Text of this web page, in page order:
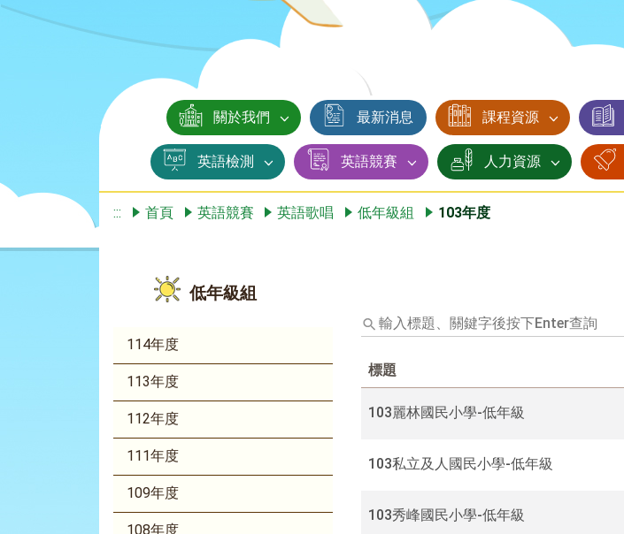
關於我們 最新消息 課程資源
英語檢測 英語競賽 人力資源
::: 首頁 英語競賽 英語歌唱 低年級組 103年度
低年級組
114年度
113年度
112年度
111年度
109年度
108年度
輸
入
題、
關
鍵
按
查
標題
103麗林國民小學-低年級
103私立及人國民小學-低年級
103秀峰國民小學-低年級